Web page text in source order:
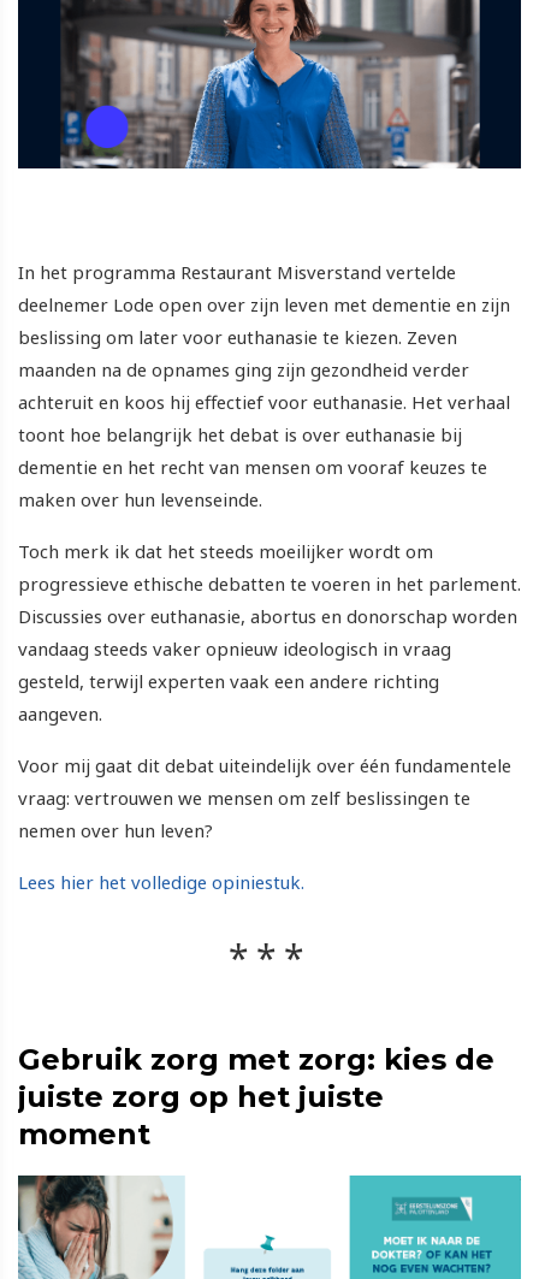
In het programma Restaurant Misverstand vertelde
deelnemer Lode open over zijn leven met dementie en zijn
beslissing om later voor euthanasie te kiezen. Zeven
maanden na de opnames ging zijn gezondheid verder
achteruit en koos hij effectief voor euthanasie. Het verhaal
toont hoe belangrijk het debat is over euthanasie bij
dementie en het recht van mensen om vooraf keuzes te
maken over hun levenseinde.
Toch merk ik dat het steeds moeilijker wordt om
progressieve ethische debatten te voeren in het parlement.
Discussies over euthanasie, abortus en donorschap worden
vandaag steeds vaker opnieuw ideologisch in vraag
gesteld, terwijl experten vaak een andere richting
aangeven.
Voor mij gaat dit debat uiteindelijk over één fundamentele
vraag: vertrouwen we mensen om zelf beslissingen te
nemen over hun leven?
Lees hier het volledige opiniestuk.
Gebruik zorg met zorg: kies de
juiste zorg op het juiste
moment